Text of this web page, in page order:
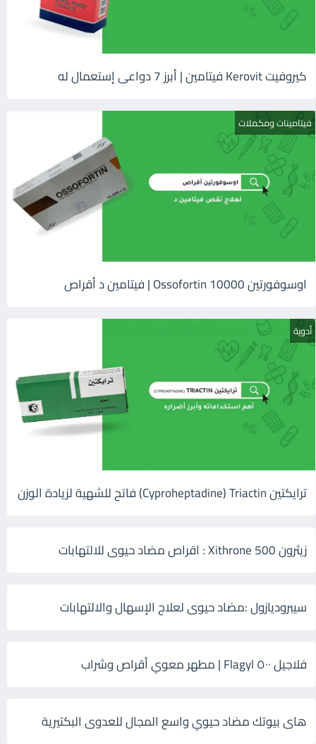
كيروفيت Kerovit فيتامين | أبرز 7 دواعى إستعمال له
فيتامينات ومكملات
اوسوفورتين 10000 Ossofortin | فيتامين د أقراص
أدوية
ترايكتين Cyproheptadine) Triactin) فاتح للشهية لزيادة الوزن
زيثرون 500 Xithrone : اقراص مضاد حيوى للالتهابات
سيبروديازول :مضاد حيوى لعلاج الإسهال والالتهابات
فلاجيل ٥٠٠ Flagyl | مطهر معوي أقراص وشراب
هاى بيوتك مضاد حيوي واسع المجال للعدوى البكتيرية